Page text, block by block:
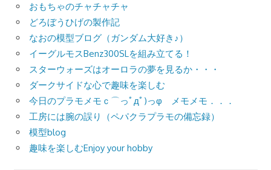
おもちゃのチャチャチャ
どろぼうひげの製作記
なおの模型ブログ（ガンダム大好き♪）
イーグルモスBenz300SLを組み立てる！
スターウォーズはオーロラの夢を見るか・・・
ダークサイドな心で趣味を楽しむ
今日のプラモメモｃ⌒っﾟдﾟ)っφ メモメモ．．．
工房には腕の誤り（ペパクラプラモの備忘録）
模型blog
趣味を楽しむEnjoy your hobby